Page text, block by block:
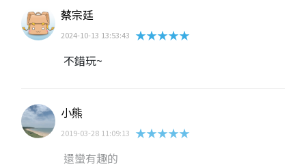
蔡宗廷
2024-10-13 13:53:43
★★★★★
不錯玩~
小熊
2019-03-28 11:09:13
★★★★★
還蠻有趣的